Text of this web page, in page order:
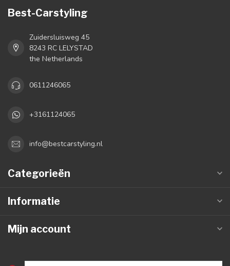
Best-Carstyling
Zuidersluisweg 45
8243 RC LELYSTAD
the Netherlands
0611246065
+3161124065
info@bestcarstyling.nl
Categorieën
Informatie
Mijn account